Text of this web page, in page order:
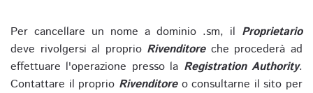
Per cancellare un nome a dominio .sm, il Proprietario
deve rivolgersi al proprio Rivenditoreche procederà ad
effettuare l'operazione presso la Registration Authority.
Contattare il proprio Rivenditoreo consultarne il sito per